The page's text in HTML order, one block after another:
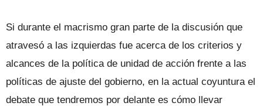
Si durante el macrismo gran parte de la discusión que
atravesó a las izquierdas fue acerca de los criterios y
alcances de la política de unidad de acción frente a las
políticas de ajuste del gobierno, en la actual coyuntura el
debate que tendremos por delante es cómo llevar